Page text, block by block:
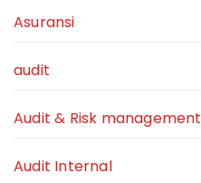
Asuransi
audit
Audit & Risk management
Audit Internal